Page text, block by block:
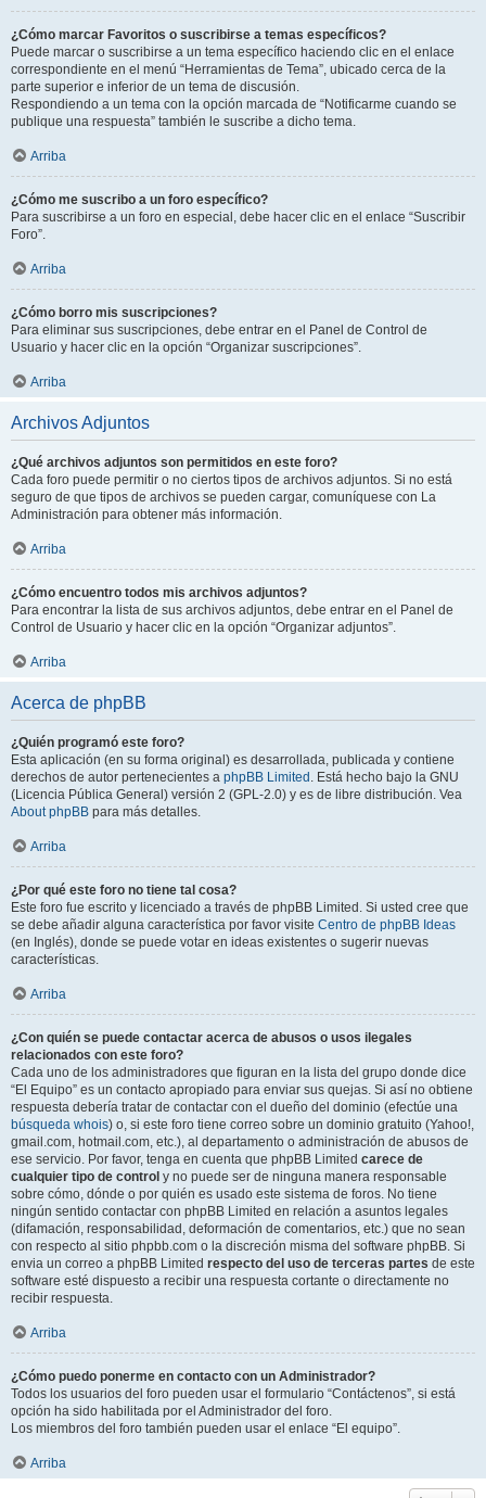
¿Cómo marcar Favoritos o suscribirse a temas específicos?
Puede marcar o suscribirse a un tema específico haciendo clic en el enlace
correspondiente en el menú “Herramientas de Tema”, ubicado cerca de la
parte superior e inferior de un tema de discusión.
Respondiendo a un tema con la opción marcada de “Notificarme cuando se
publique una respuesta” también le suscribe a dicho tema.
Arriba
¿Cómo me suscribo a un foro específico?
Para suscribirse a un foro en especial, debe hacer clic en el enlace “Suscribir
Foro”.
Arriba
¿Cómo borro mis suscripciones?
Para eliminar sus suscripciones, debe entrar en el Panel de Control de
Usuario y hacer clic en la opción “Organizar suscripciones”.
Arriba
Archivos Adjuntos
¿Qué archivos adjuntos son permitidos en este foro?
Cada foro puede permitir o no ciertos tipos de archivos adjuntos. Si no está
seguro de que tipos de archivos se pueden cargar, comuníquese con La
Administración para obtener más información.
Arriba
¿Cómo encuentro todos mis archivos adjuntos?
Para encontrar la lista de sus archivos adjuntos, debe entrar en el Panel de
Control de Usuario y hacer clic en la opción “Organizar adjuntos”.
Arriba
Acerca de phpBB
¿Quién programó este foro?
Esta aplicación (en su forma original) es desarrollada, publicada y contiene
derechos de autor pertenecientes a phpBB Limited . Está hecho bajo la GNU
(Licencia Pública General) versión 2 (GPL-2.0) y es de libre distribución. Vea
About phpBB para más detalles.
Arriba
¿Por qué este foro no tiene tal cosa?
Este foro fue escrito y licenciado a través de phpBB Limited. Si usted cree que
se debe añadir alguna característica por favor visite Centro de phpBB Ideas
(en Inglés), donde se puede votar en ideas existentes o sugerir nuevas
características.
Arriba
¿Con quién se puede contactar acerca de abusos o usos ilegales
relacionados con este foro?
Cada uno de los administradores que figuran en la lista del grupo donde dice
“El Equipo” es un contacto apropiado para enviar sus quejas. Si así no obtiene
respuesta debería tratar de contactar con el dueño del dominio (efectúe una
búsqueda whois) o, si este foro tiene correo sobre un dominio gratuito (Yahoo!,
gmail.com, hotmail.com, etc.), al departamento o administración de abusos de
ese servicio. Por favor, tenga en cuenta que phpBB Limited carece de
cualquier tipo de control y no puede ser de ninguna manera responsable
sobre cómo, dónde o por quién es usado este sistema de foros. No tiene
ningún sentido contactar con phpBB Limited en relación a asuntos legales
(difamación, responsabilidad, deformación de comentarios, etc.) que no sean
con respecto al sitio phpbb.com o la discreción misma del software phpBB. Si
envia un correo a phpBB Limited respecto del uso de terceras partes de este
software esté dispuesto a recibir una respuesta cortante o directamente no
recibir respuesta.
Arriba
¿Cómo puedo ponerme en contacto con un Administrador?
Todos los usuarios del foro pueden usar el formulario “Contáctenos”, si está
opción ha sido habilitada por el Administrador del foro.
Los miembros del foro también pueden usar el enlace “El equipo”.
Arriba